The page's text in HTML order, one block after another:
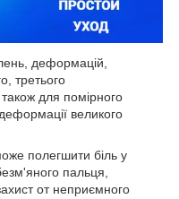
деформацій,
третього
для помірного
великого
полегшити біль у
пальця,
от неприємного